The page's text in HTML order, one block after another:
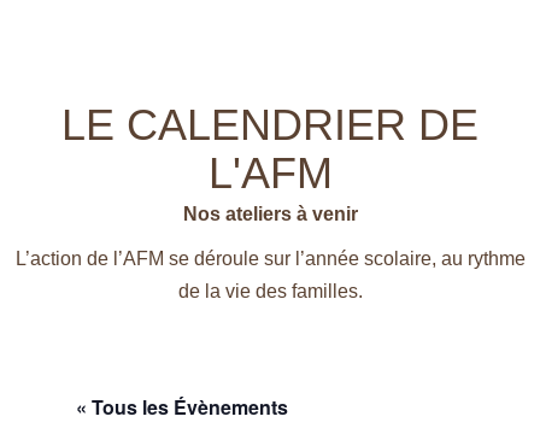
LE CALENDRIER DE
L'AFM
Nos ateliers à venir
L’action de l’AFM se déroule sur l’année scolaire, au rythme
de la vie des familles.
« Tous les Évènements